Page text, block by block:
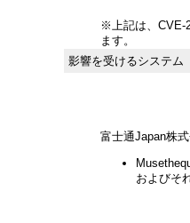
※上記は、CVE-
ます。
影響を受けるシステム
富士通Japan株
およびそ